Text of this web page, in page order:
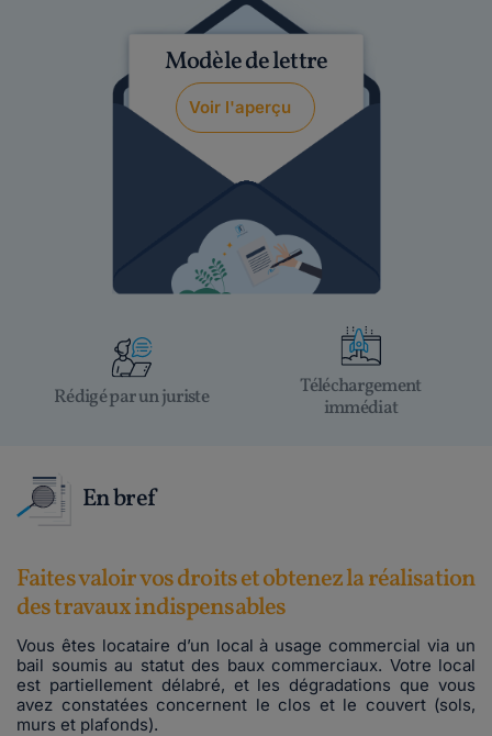
Modèle de lettre
Voir l'aperçu
Rédigé par un juriste
Téléchargement
immédiat
En bref
Faites valoir vos droits et obtenez la réalisation
des travaux indispensables
Vous êtes locataire d’un local à usage commercial via un
bail soumis au statut des baux commerciaux. Votre local
est partiellement délabré, et les dégradations que vous
avez constatées concernent le clos et le couvert (sols,
murs et plafonds).